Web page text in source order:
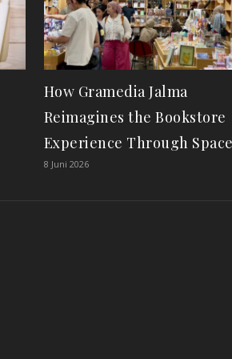
How Gramedia Jalma
Reimagines the Bookstore
Experience Through
8 Juni 2026